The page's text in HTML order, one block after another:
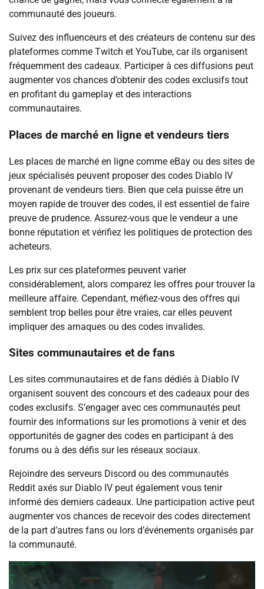
communauté des joueurs.
Suivez des influenceurs et des créateurs de contenu sur des
plateformes comme Twitch et YouTube, car ils organisent
fréquemment des cadeaux. Participer à ces diffusions peut
augmenter vos chances d’obtenir des codes exclusifs tout
en profitant du gameplay et des interactions
communautaires.
Places de marché en ligne et vendeurs tiers
Les places de marché en ligne comme eBay ou des sites de
jeux spécialisés peuvent proposer des codes Diablo IV
provenant de vendeurs tiers. Bien que cela puisse être un
moyen rapide de trouver des codes, il est essentiel de faire
preuve de prudence. Assurez-vous que le vendeur a une
bonne réputation et vérifiez les politiques de protection des
acheteurs.
Les prix sur ces plateformes peuvent varier
considérablement, alors comparez les offres pour trouver la
meilleure affaire. Cependant, méfiez-vous des offres qui
semblent trop belles pour être vraies, car elles peuvent
impliquer des arnaques ou des codes invalides.
Sites communautaires et de fans
Les sites communautaires et de fans dédiés à Diablo IV
organisent souvent des concours et des cadeaux pour des
codes exclusifs. S’engager avec ces communautés peut
fournir des informations sur les promotions à venir et des
opportunités de gagner des codes en participant à des
forums ou à des défis sur les réseaux sociaux.
Rejoindre des serveurs Discord ou des communautés
Reddit axés sur Diablo IV peut également vous tenir
informé des derniers cadeaux. Une participation active peut
augmenter vos chances de recevoir des codes directement
de la part d’autres fans ou lors d’événements organisés par
la communauté.